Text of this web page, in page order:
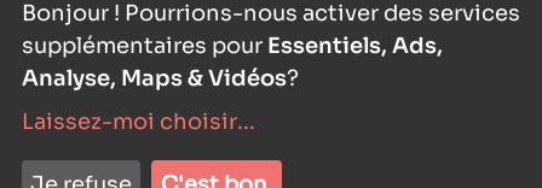
- agence digitale
Bonjour ! Pourrions-nous activer des services
supplémentaires pour Essentiels, Ads,
Analyse, Maps & Vidéos?
Laissez-moi choisir...